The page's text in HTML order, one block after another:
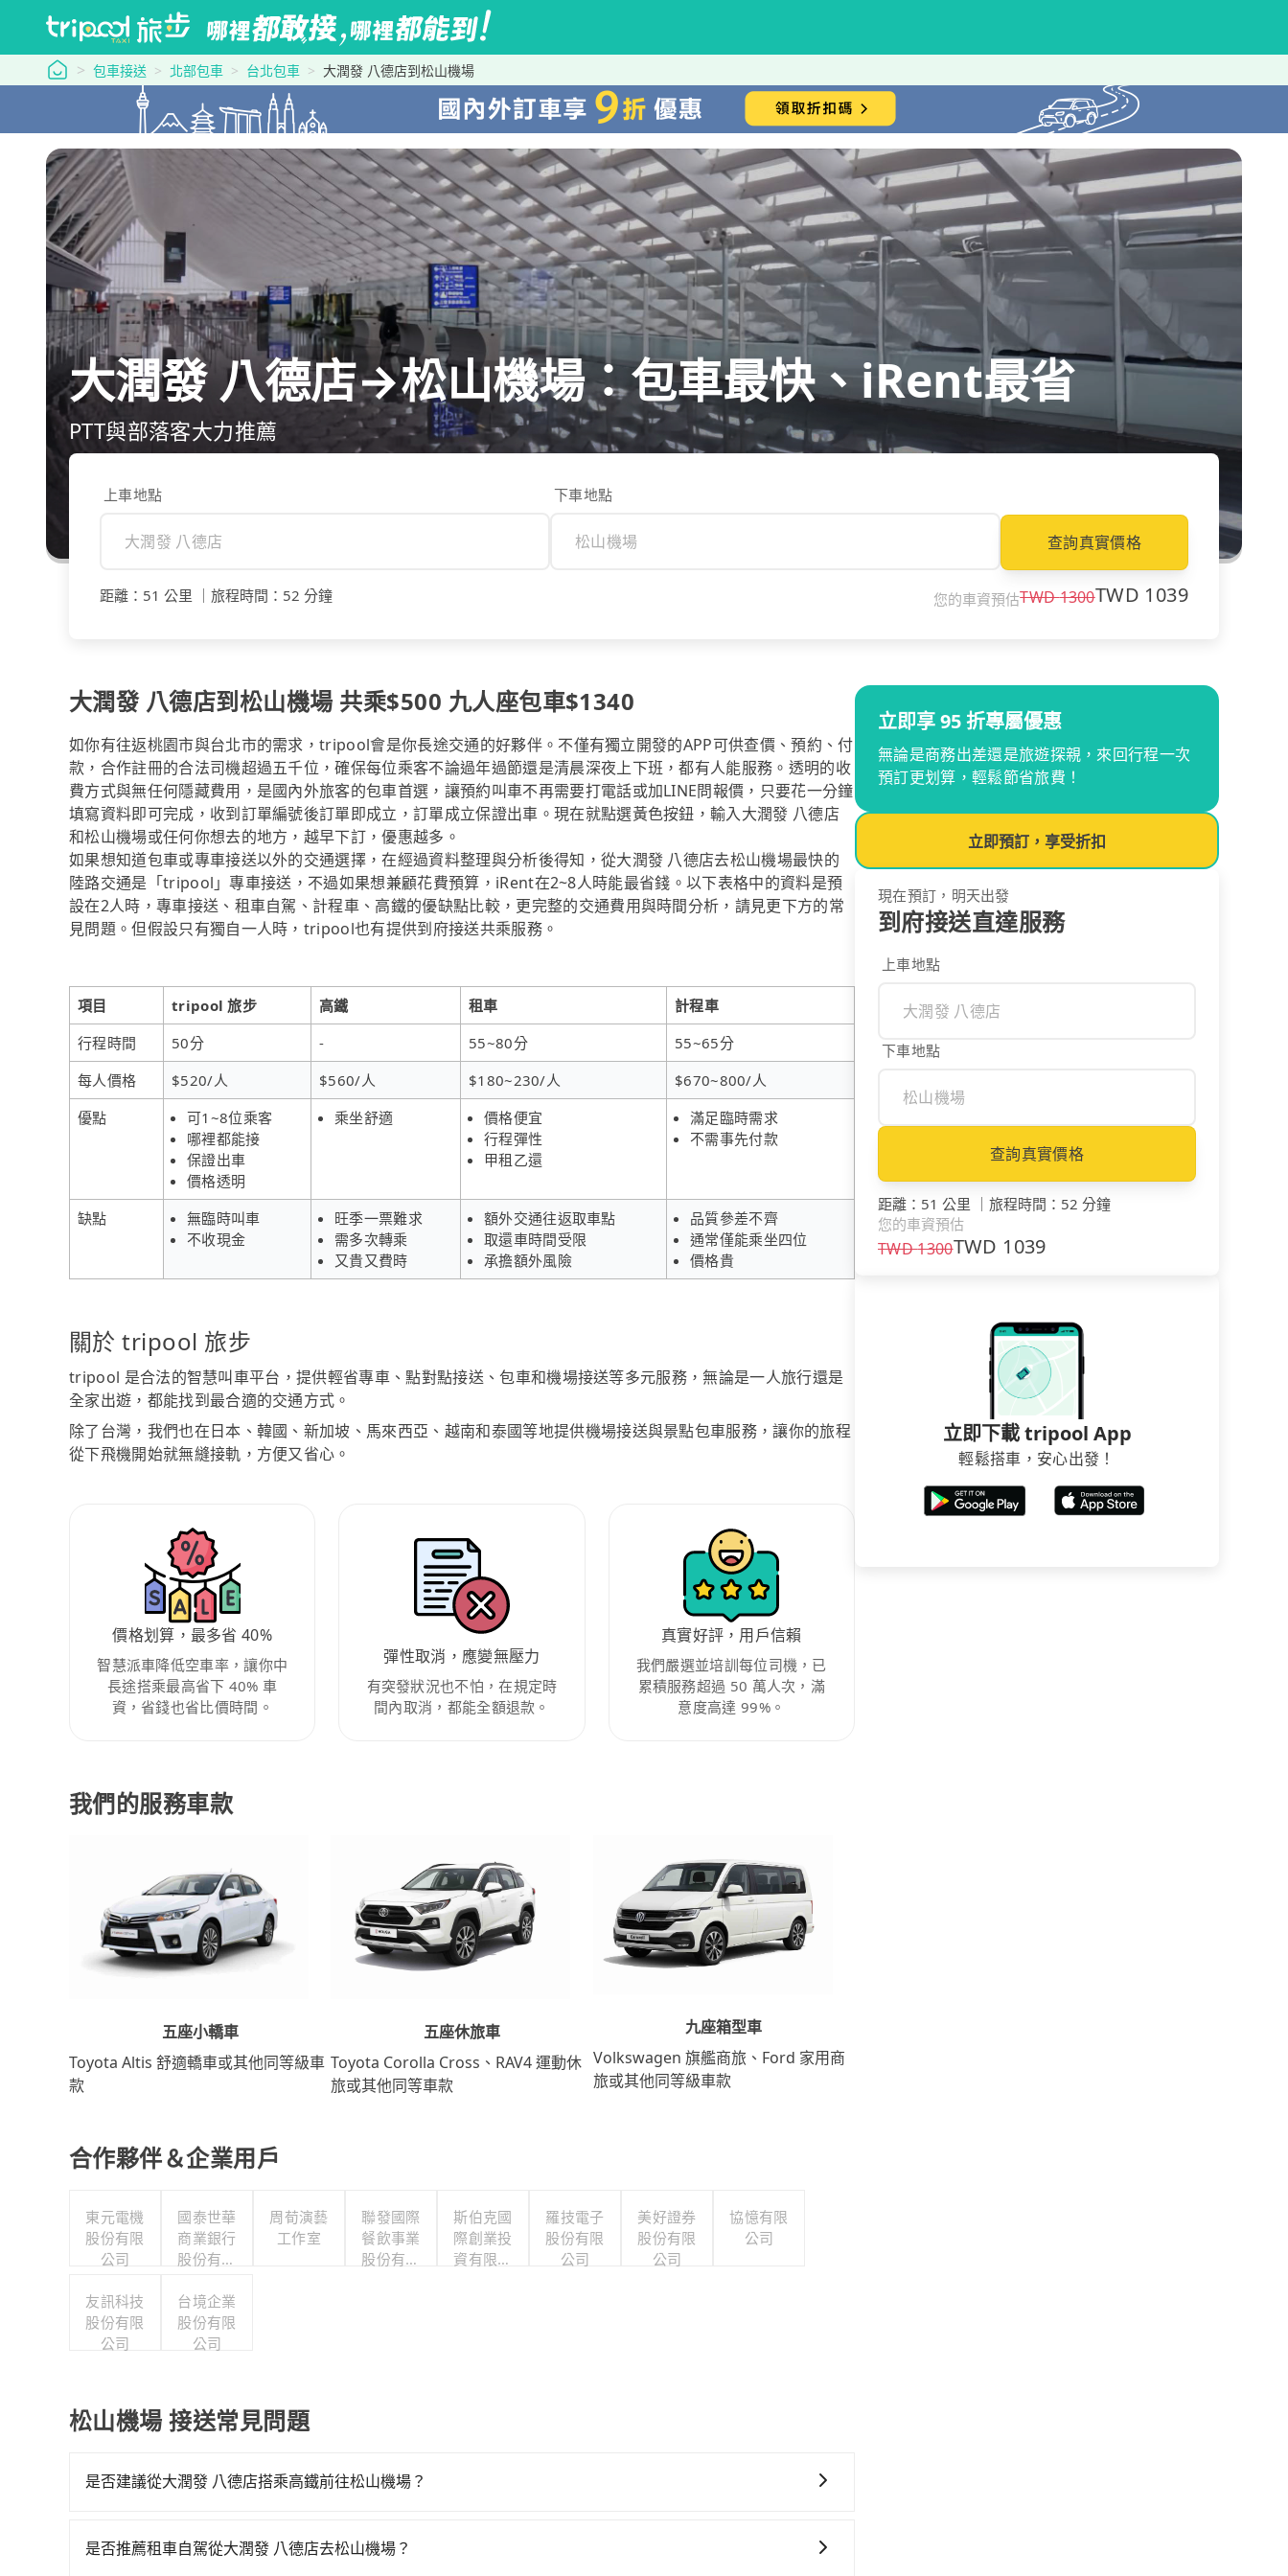
tripool 旅步
包車接送 北部包車 台北包車 大潤發 八德店到松山機場
大潤發 八德店→松山機場：包車最快、iRent最省
PTT與部落客大力推薦
上車地點 下車地點
查詢真實價格
距離 ： 51 公里 旅程時間 ： 52 分鐘 您的車資預估TWD1300TWD 1039
大潤發 八德店到松山機場 共乘$500 九人座包車$1340
如你有往返桃園市與台北市的需求，tripool會是你長途交通的好夥伴。不僅有獨立開發的APP可供查價、預約、付
款，合作註冊的合法司機超過五千位，確保每位乘客不論過年過節還是清晨深夜上下班，都有人能服務。透明的收
費方式與無任何隱藏費用，是國內外旅客的包車首選，讓預約叫車不再需要打電話或加LINE問報價，只要花一分鐘
填寫資料即可完成，收到訂單編號後訂單即成立，訂單成立保證出車。現在就點選黃色按鈕，輸入大潤發 八德店
和松山機場或任何你想去的地方，越早下訂，優惠越多。
如果想知道包車或專車接送以外的交通選擇，在經過資料整理與分析後得知，從大潤發 八德店去松山機場最快的
陸路交通是「tripool」專車接送，不過如果想兼顧花費預算，iRent在2~8人時能最省錢。以下表格中的資料是預
設在2人時，專車接送、租車自駕、計程車、高鐵的優缺點比較，更完整的交通費用與時間分析，請見更下方的常
見問題。但假設只有獨自一人時，tripool也有提供到府接送共乘服務。
項目 tripool 旅步 高鐵 租車
計程車
行程時間
50分 - 55~80分
55~65分
每人價格
$520/人 $560/人 $180~230/人
$670~800/人
優點
可1~8位乘客
哪裡都能接
保證出車
價格透明
乘坐舒適
價格便宜
行程彈性
甲租乙還
滿足臨時需求
不需事先付款
缺點
無臨時叫車
不收現金
旺季一票難求
需多次轉乘
又貴又費時
額外交通往返取車點
取還車時間受限
承擔額外風險
品質參差不齊
通常僅能乘坐四位
價格貴
關於 tripool 旅步
tripool 是合法的智慧叫車平台，提供輕省專車、點對點接送、包車和機場接送等多元服務，無論是一人旅行還是
全家出遊，都能找到最合適的交通方式。
除了台灣，我們也在日本、韓國、新加坡、馬來西亞、越南和泰國等地提供機場接送與景點包車服務，讓你的旅程
從下飛機開始就無縫接軌，方便又省心。
價格划算，最多省 40%
智慧派車降低空車率，讓你中
長途搭乘最高省下 40% 車
資，省錢也省比價時間。
彈性取消，應變無壓力
有突發狀況也不怕，在規定時
間內取消，都能全額退款。
真實好評，用戶信賴
我們嚴選並培訓每位司機，已
累積服務超過 50 萬人次，滿
意度高達 99%。
我們的服務車款
五座小轎車
Toyota Altis 舒適轎車或其他同等級車
款
五座休旅車
Toyota Corolla Cross、RAV4 運動休
旅或其他同等車款
九座箱型車
Volkswagen 旗艦商旅、Ford 家用商
旅或其他同等級車款
合作夥伴＆企業用戶
東元電機
股份有限
公司
國泰世華
商業銀行
股份有限
周荀演藝
工作室
聯發國際
餐飲事業
股份有限
斯伯克國
際創業投
資有限公
羅技電子
股份有限
公司
美好證券
股份有限
公司
協憶有限
公司
友訊科技
股份有限
公司
台境企業
股份有限
公司
松山機場 接送常見問題
是否建議從大潤發 八德店搭乘高鐵前往松山機場？
班車次，從最早06:49到23:40，過了末班車到清晨的時段，還是要找其他交通方案。假設從大潤發 八德店 (桃園
是否推薦租車自駕從大潤發 八德店去松山機場？
立即享 95 折專屬優惠
無論是商務出差還是旅遊探親，來回行程一次
預訂更划算，輕鬆節省旅費！
立即預訂，享受折扣
現在預訂，明天出發
到府接送直達服務
上車地點
下車地點
查詢真實價格
距離 ： 51 公里 ｜ 旅程時間 ： 52 分鐘
您的車資預估
TWD1300TWD 1039
立即下載 tripool App
輕鬆搭車，安心出發！